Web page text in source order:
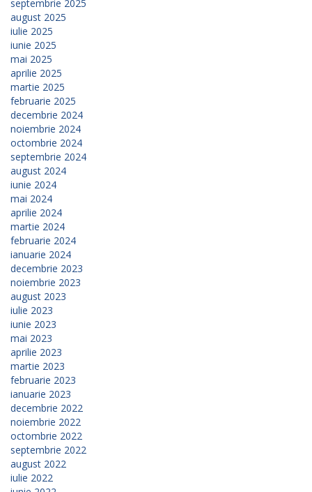
septembrie 2025
august 2025
iulie 2025
iunie 2025
mai 2025
aprilie 2025
martie 2025
februarie 2025
decembrie 2024
noiembrie 2024
octombrie 2024
septembrie 2024
august 2024
iunie 2024
mai 2024
aprilie 2024
martie 2024
februarie 2024
ianuarie 2024
decembrie 2023
noiembrie 2023
august 2023
iulie 2023
iunie 2023
mai 2023
aprilie 2023
martie 2023
februarie 2023
ianuarie 2023
decembrie 2022
noiembrie 2022
octombrie 2022
septembrie 2022
august 2022
iulie 2022